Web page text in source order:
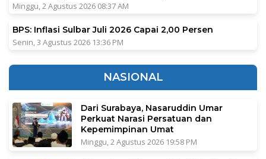
Minggu, 2 Agustus 2026 08:37 AM
BPS: Inflasi Sulbar Juli 2026 Capai 2,00 Persen
Senin, 3 Agustus 2026 13:36 PM
NASIONAL
Dari Surabaya, Nasaruddin Umar
Perkuat Narasi Persatuan dan
Kepemimpinan Umat
Minggu, 2 Agustus 2026 19:58 PM